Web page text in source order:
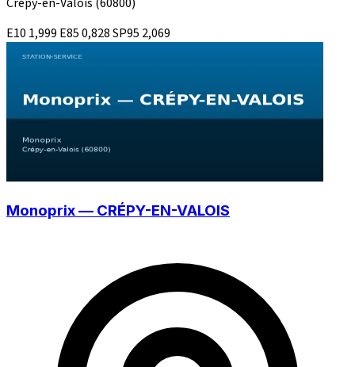
E10 1,999 E850,828SP95 2,069
Monoprix — CRÉPY-EN-VALOIS